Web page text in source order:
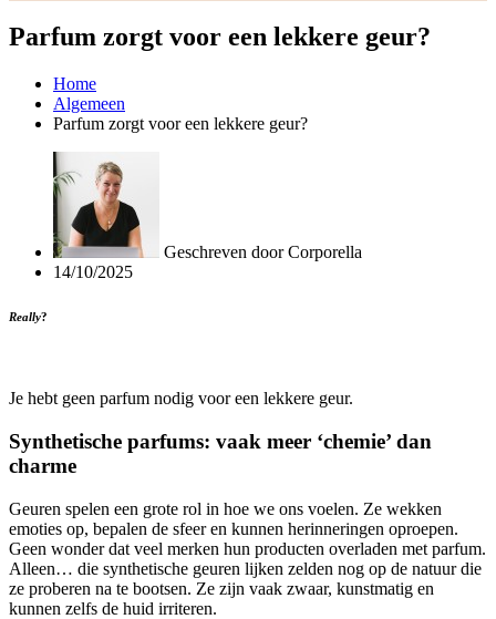
Parfum zorgt voor een lekkere geur?
Home
Algemeen
Parfum zorgt voor een lekkere geur?
Geschreven doorCorporella
14/10/2025
Really?
Je hebt geen parfum nodig voor een lekkere geur.
Synthetische parfums: vaak meer ‘chemie’ dan
charme
Geuren spelen een grote rol in hoe we ons voelen. Ze wekken
emoties op, bepalen de sfeer en kunnen herinneringen oproepen.
Geen wonder dat veel merken hun producten overladen met parfum.
Alleen… die synthetische geuren lijken zelden nog op de natuur die
ze proberen na te bootsen. Ze zijn vaak zwaar, kunstmatig en
kunnen zelfs de huid irriteren.